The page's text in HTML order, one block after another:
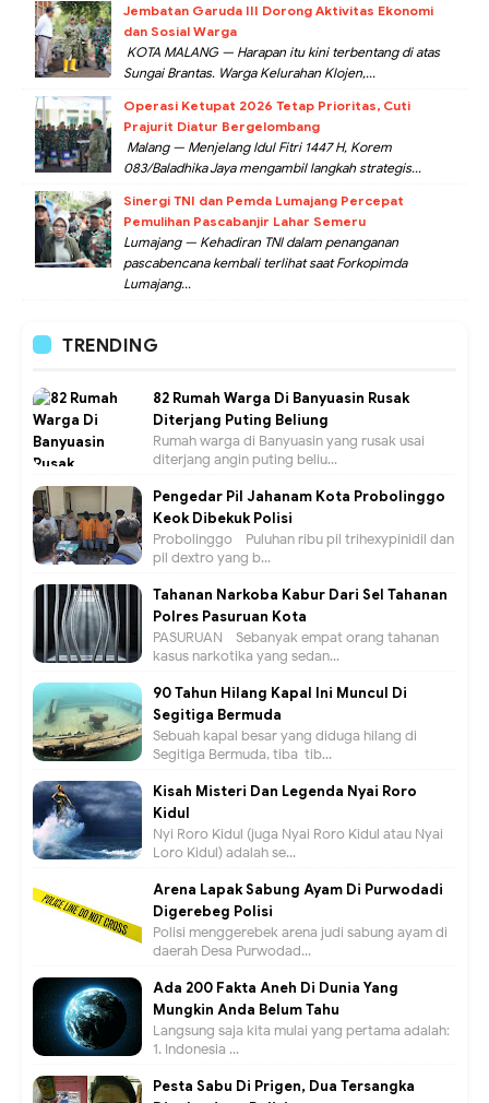
Jembatan Garuda III Dorong Aktivitas Ekonomi
dan Sosial Warga
KOTA MALANG — Harapan itu kini terbentang di atas
Sungai Brantas. Warga Kelurahan Klojen,...
Operasi Ketupat 2026 Tetap Prioritas, Cuti
Prajurit Diatur Bergelombang
Malang — Menjelang Idul Fitri 1447 H, Korem
083/Baladhika Jaya mengambil langkah strategis...
Sinergi TNI dan Pemda Lumajang Percepat
Pemulihan Pascabanjir Lahar Semeru
Lumajang — Kehadiran TNI dalam penanganan
pascabencana kembali terlihat saat Forkopimda
Lumajang...
TRENDING
82 Rumah Warga Di Banyuasin Rusak
Diterjang Puting Beliung
Rumah warga di Banyuasin yang rusak usai
diterjang angin puting beliu...
Pengedar Pil Jahanam Kota Probolinggo
Keok Dibekuk Polisi
Probolinggo - Puluhan ribu pil trihexypinidil dan
pil dextro yang b...
Tahanan Narkoba Kabur Dari Sel Tahanan
Polres Pasuruan Kota
PASURUAN - Sebanyak empat orang tahanan
kasus narkotika yang sedan...
90 Tahun Hilang Kapal Ini Muncul Di
Segitiga Bermuda
Sebuah kapal besar yang diduga hilang di
Segitiga Bermuda, tiba-tib...
Kisah Misteri Dan Legenda Nyai Roro
Kidul
Nyi Roro Kidul (juga Nyai Roro Kidul atau Nyai
Loro Kidul) adalah se...
Arena Lapak Sabung Ayam Di Purwodadi
Digerebeg Polisi
Polisi menggerebek arena judi sabung ayam di
daerah Desa Purwodad...
Ada 200 Fakta Aneh Di Dunia Yang
Mungkin Anda Belum Tahu
Langsung saja kita mulai yang pertama adalah:
1. Indonesia ...
Pesta Sabu Di Prigen, Dua Tersangka